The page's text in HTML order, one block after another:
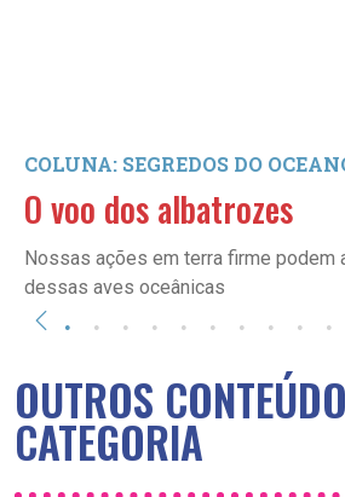
COLUNA: SEGREDOS DO
O voo dos albatrozes
Nossas ações em terra firme podem
dessas aves oceânicas
OUTROS
CATEGORIA